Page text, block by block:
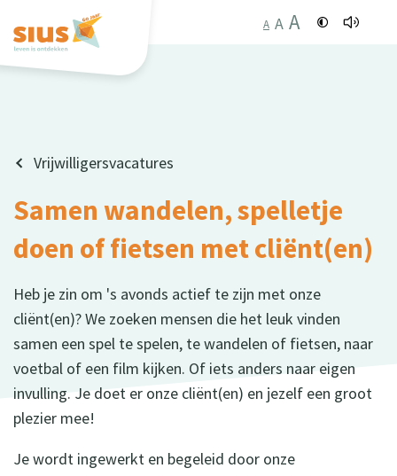
A A A
Vrijwilligersvacatures
Samen wandelen, spelletje
doen of fietsen met cliënt(en)
Heb je zin om 's avonds actief te zijn met onze
cliënt(en)? We zoeken mensen die het leuk vinden
samen een spel te spelen, te wandelen of fietsen, naar
voetbal of een film kijken. Of iets anders naar eigen
invulling. Je doet er onze cliënt(en) en jezelf een groot
plezier mee!
Je wordt ingewerkt en begeleid door onze